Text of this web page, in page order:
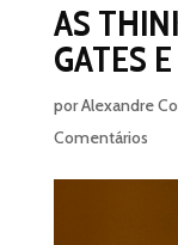
AS
GATES
porAlexandre
Comentários